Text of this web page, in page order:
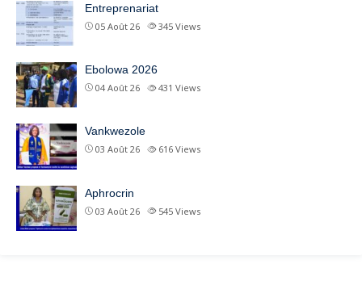
Entreprenariat
05 Août 26 345 Views
Ebolowa 2026
04 Août 26 431 Views
Vankwezole
03 Août 26 616 Views
Aphrocrin
03 Août 26 545 Views